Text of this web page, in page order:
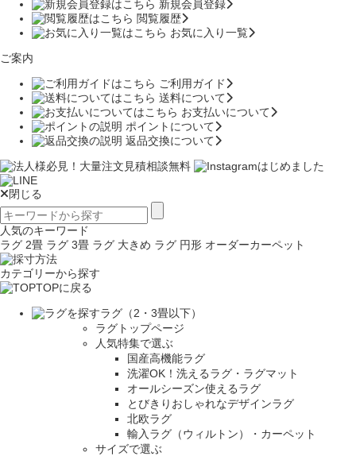
新規会員登録
閲覧履歴
お気に入り一覧
ご案内
ご利用ガイド
送料について
お支払いについて
ポイントについて
返品交換について
閉じる
人気のキーワード
ラグ 2畳 ラグ 3畳 ラグ 大きめ ラグ 円形 オーダーカーペット
カテゴリーから探す
TOPに戻る
ラグ（2・3畳以下）
ラグトップページ
人気特集で選ぶ
国産高機能ラグ
洗濯OK！洗えるラグ・ラグマット
オールシーズン使えるラグ
とびきりおしゃれなデザインラグ
北欧ラグ
輸入ラグ（ウィルトン）・カーペット
サイズで選ぶ